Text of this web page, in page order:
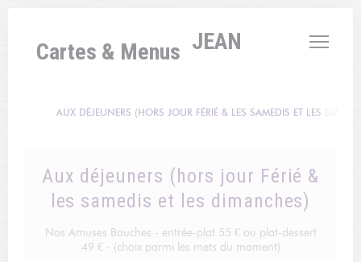
L'AUBERGE SAINT JEAN
Cartes & Menus
Aux déjeuners (hors jour Férié &
les samedis et les dimanches)
Nos Amuses Bouches - entrée-plat 55 € ou plat-dessert
49 € - (choix parmi les mets du moment)
AUX DÉJEUNERS (HORS JOUR FÉRIÉ & LES SAMEDIS ET LES